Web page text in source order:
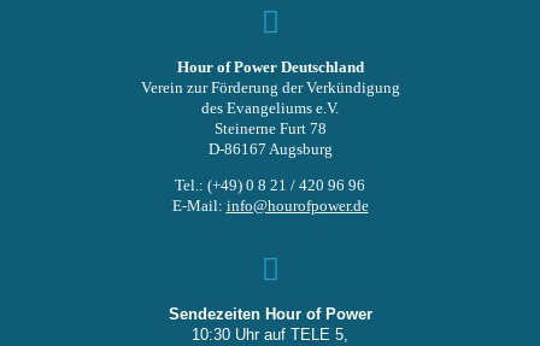
Hour of Power Deutschland
Verein zur Förderung der Verkündigung
des Evangeliums e.V.
Steinerne Furt 78
D-86167 Augsburg
Tel.: (+49) 0 8 21 / 420 96 96
E-Mail: info@hourofpower.de
Sendezeiten Hour of Power
10:30 Uhr auf TELE 5,